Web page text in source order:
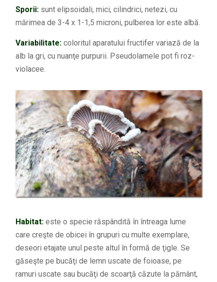
Sporii: sunt elipsoidali, mici, cilindrici, netezi, cu
mărimea de 3-4 x 1-1,5 microni, pulberea lor este albă.
Variabilitate: coloritul aparatului fructifer variază de la
alb la gri, cu nuanţe purpurii. Pseudolamele pot fi roz-
violacee.
Habitat:este o specie răspândită în întreaga lume
care creşte de obicei în grupuri cu multe exemplare,
deseori etajate unul peste altul în formă de ţigle. Se
găseşte pe bucăţi de lemn uscate de foioase, pe
ramuri uscate sau bucăţi de scoarţă căzute la pământ,